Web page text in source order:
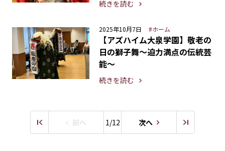
続きを読む
2025年10月7日 #ホーム
【アズハイム大泉学園】敬老の
日の獅子舞～迫力満点の伝統芸
能～
続きを読む
前へ 1/12 次へ